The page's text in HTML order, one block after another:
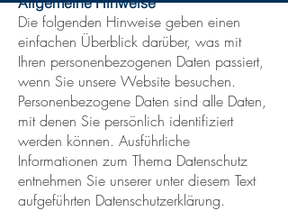
Die folgenden Hinweise geben einen
einfachen Überblick darüber, was mit
Ihren personenbezogenen Daten passiert,
wenn Sie unsere Website besuchen.
Personenbezogene Daten sind alle Daten,
mit denen Sie persönlich identifiziert
werden können. Ausführliche
Informationen zum Thema Datenschutz
entnehmen Sie unserer unter diesem Text
aufgeführten Datenschutzerklärung.